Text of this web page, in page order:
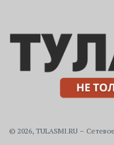
© 2026, TULASMI.RU –